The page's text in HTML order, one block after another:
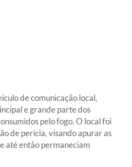
de comunicação local,
e grande parte dos
pelo fogo. O local foi
de perícia, visando apurar as
até então permaneciam